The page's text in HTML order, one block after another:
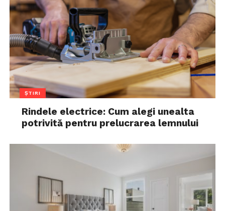
ȘTIRI
Rindele electrice: Cum alegi unealta
potrivită pentru prelucrarea lemnului